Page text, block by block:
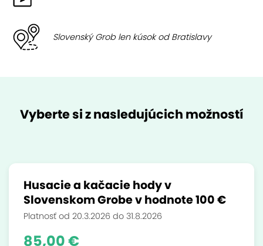
Slovenský Grob len kúsok od Bratislavy
Vyberte si z nasledujúcich možností
Husacie a kačacie hody v
Slovenskom Grobe v hodnote 100 €
Platnosť od 20.3.2026 do 31.8.2026
85,00 €